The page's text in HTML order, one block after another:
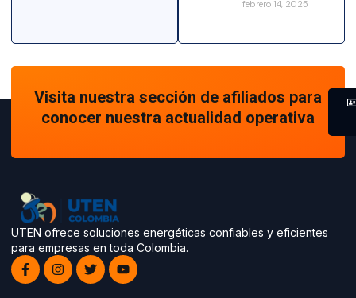
febrero 14, 2025
Visita nuestra sección de afiliados para
conocer nuestra actualidad operativa
UTEN ofrece soluciones energéticas confiables y eficientes
para empresas en toda Colombia.